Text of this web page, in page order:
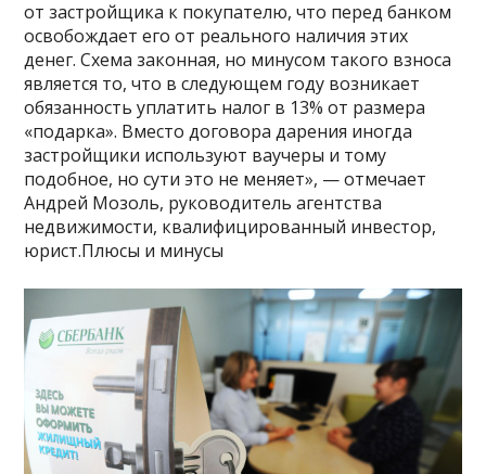
от застройщика к покупателю, что перед банком
освобождает его от реального наличия этих
денег. Схема законная, но минусом такого взноса
является то, что в следующем году возникает
обязанность уплатить налог в 13% от размера
«подарка». Вместо договора дарения иногда
застройщики используют ваучеры и тому
подобное, но сути это не меняет», — отмечает
Андрей Мозоль, руководитель агентства
недвижимости, квалифицированный инвестор,
юрист.Плюсы и минусы